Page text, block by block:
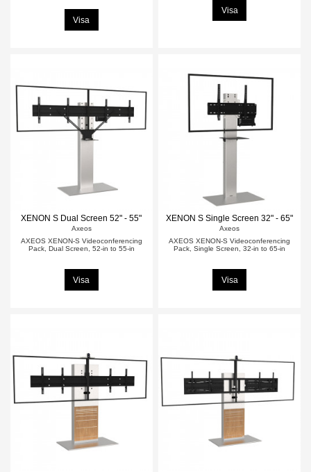
Visa
Visa
XENON S Dual Screen 52" - 55"
Axeos
AXEOS XENON-S Videoconferencing
Pack, Dual Screen, 52-in to 55-in
Visa
XENON S Single Screen 32" - 65"
Axeos
AXEOS XENON-S Videoconferencing
Pack, Single Screen, 32-in to 65-in
Visa